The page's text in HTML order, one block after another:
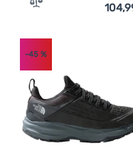
Zum Vergleich
-45 %